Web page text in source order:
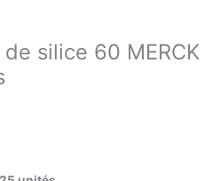
silice 60 MERCK